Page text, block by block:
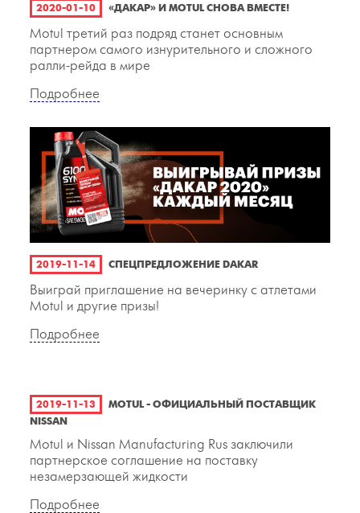
2020-01-10 «ДАКАР» И MOTUL СНОВА ВМЕСТЕ!
Motul третий раз подряд станет основным
партнером самого изнурительного и сложного
ралли-рейда в мире
Подробнее
2019-11-14 СПЕЦПРЕДЛОЖЕНИЕ DAKAR
Выиграй приглашение на вечеринку с атлетами
Motul и другие призы!
Подробнее
2019-11-13
MOTUL - ОФИЦИАЛЬНЫЙ ПОСТАВЩИК
NISSAN
Motul и Nissan Manufacturing Rus заключили
партнерское соглашение на поставку
незамерзающей жидкости
Подробнее